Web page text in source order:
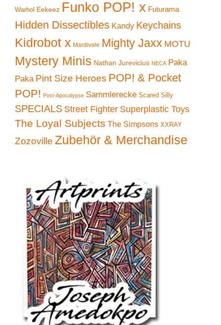
Warhol Eekeez Funko POP! x Futurama
Hidden Dissectibles Kandy Keychains
Kidrobot x Mardivale Mighty Jaxx MOTU
Mystery Minis Nathan Jurevicius NECA Paka
Paka Pint Size Heroes POP! & Pocket
POP! Post-Apocalypse Sammlerecke Scared Silly
SPECIALS Street Fighter Superplastic Toys
The Loyal Subjects The Simpsons XXRAY
Zozoville Zubehör & Merchandise